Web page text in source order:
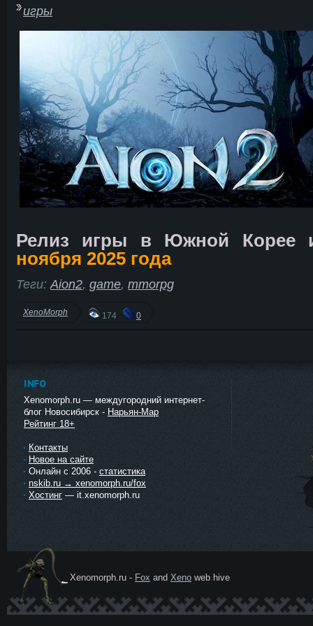
игры
Релиз игры в Южной Корее
ноября 2025 года
Теги: Aion2, game, mmorpg
XenoMorph 174 0
INFO
Xenomorph.ru — междугородний интернет-
блог Новосибирск - Нарьян-Мар
Рейтинг 18+
Контакты
Новое на сайте
Онлайн с 2006 - статистика
nskib.ru → xenomorph.ru/fox
Хостинг — it.xenomorph.ru
Ксеномо
Xenomorph.ru - Fox and Xeno web hive